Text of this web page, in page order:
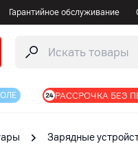
Гарантийное обслуживание
РАССРОЧКА БЕЗ
Зарядные